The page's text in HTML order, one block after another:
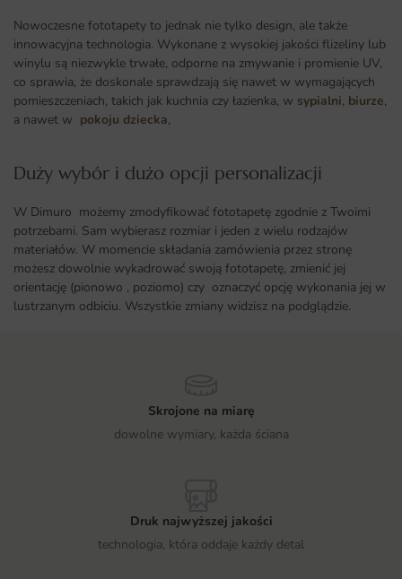
Nowoczesne fototapety to jednak nie tylko design, ale także
innowacyjna technologia. Wykonane z wysokiej jakości flizeliny lub
winylu są niezwykle trwałe, odporne na zmywanie i promienie UV,
co sprawia, że doskonale sprawdzają się nawet w wymagających
pomieszczeniach, takich jak kuchnia czy łazienka, w sypialni, biurze,
a nawet w pokoju dziecka,
Duży wybór i dużo opcji personalizacji ​
W Dimuro możemy zmodyfikować fototapetę zgodnie z Twoimi
potrzebami. Sam wybierasz rozmiar i jeden z wielu rodzajów
materiałów. W momencie składania zamówienia przez stronę
możesz dowolnie wykadrować swoją fototapetę, zmienić jej
orientację (pionowo , poziomo) czy oznaczyć opcję wykonania jej w
lustrzanym odbiciu. Wszystkie zmiany widzisz na podglądzie.
Skrojone na miarę
dowolne wymiary, każda ściana
Druk najwyższej jakości
technologia, która oddaje każdy detal